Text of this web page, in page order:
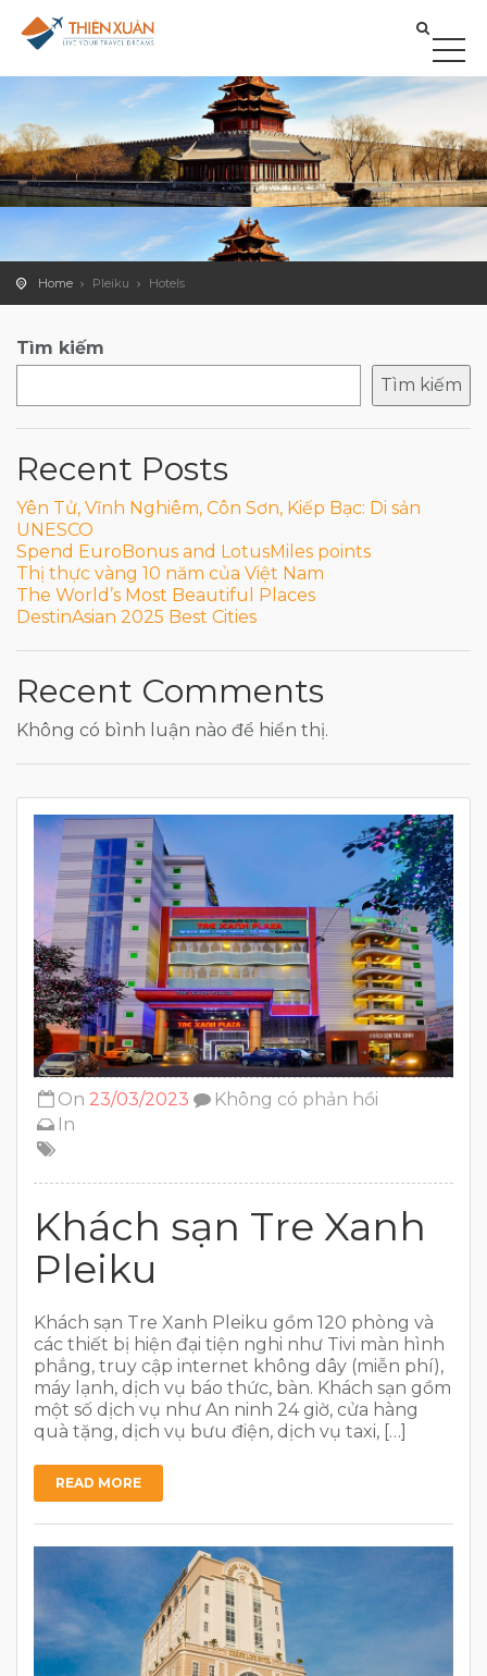
Home Pleiku Hotels
Tìm kiếm
Tìm kiếm
Recent Posts
Yên Tử, Vĩnh Nghiêm, Côn Sơn, Kiếp Bạc: Di sản
UNESCO
Spend EuroBonus and LotusMiles points
Thị thực vàng 10 năm của Việt Nam
The World’s Most Beautiful Places
DestinAsian 2025 Best Cities
Recent Comments
Không có bình luận nào để hiển thị.
On 23/03/2023
In
Không có phản hồi
Khách sạn Tre Xanh
Pleiku
Khách sạn Tre Xanh Pleiku gồm 120 phòng và
các thiết bị hiện đại tiện nghi như Tivi màn hình
phẳng, truy cập internet không dây (miễn phí),
máy lạnh, dịch vụ báo thức, bàn. Khách sạn gồm
một số dịch vụ như An ninh 24 giờ, cửa hàng
quà tặng, dịch vụ bưu điện, dịch vụ taxi, […]
READ MORE